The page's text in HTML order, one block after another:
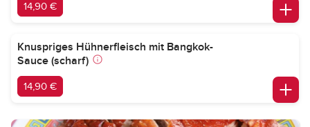
14,90 €
Knuspriges Hühnerfleisch mit Bangkok-
Sauce (scharf)
14,90 €